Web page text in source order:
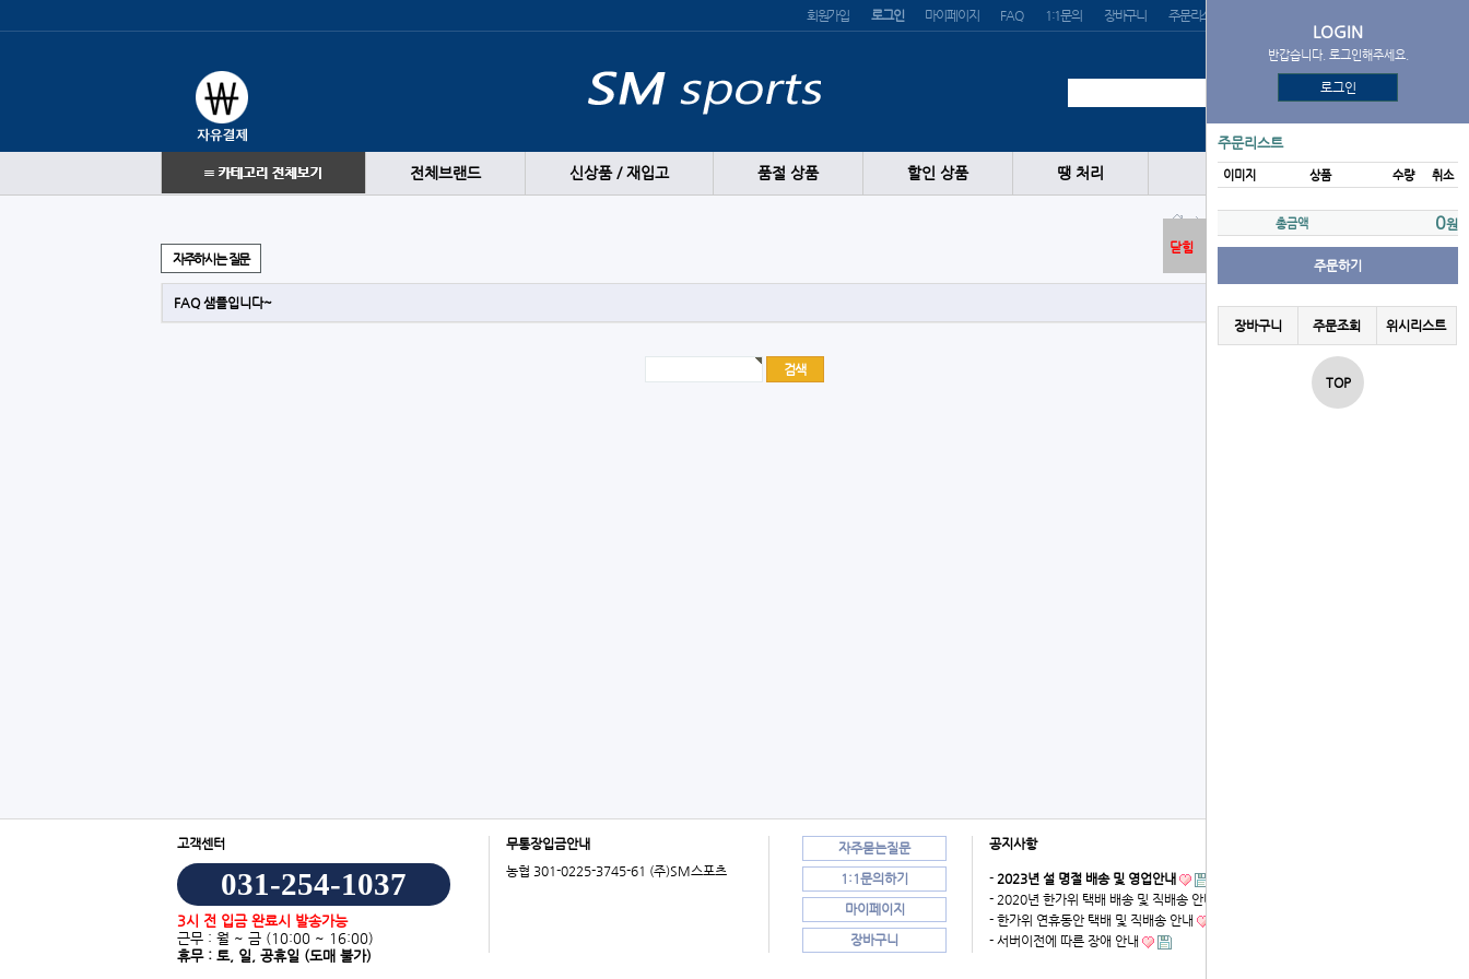
회원가입 로그인 마이페이지 FAQ 1:1문의 장바구니 주문리스트
전체브랜드 신상품 / 재입고 품절 상품 할인 상품 땡 처리
자주하시는 질문
LOGIN
반갑습니다. 로그인해주세요.
로그인
주문리스트
이미지 상품 수량 취소
총금액 0원
주문하기
장바구니 주문조회 위시리스트
TOP
닫힘
자주하시는 질문
FAQ 샘플입니다~
고객센터
031-254-1037
3시 전 입금 완료시 발송가능
근무 : 월 ~ 금 (10:00 ~ 16:00)
휴무 : 토, 일, 공휴일 (도매 불가)
무통장입금안내
농협 301-0225-3745-61 (주)SM스포츠
자주묻는질문
1:1문의하기
마이페이지
장바구니
공지사항
- 2023년 설 명절 배송 및 영업안내
- 2020년 한가위 택배 배송 및 직배송 안내
- 한가위 연휴동안 택배 및 직배송 안내
- 서버이전에 따른 장애 안내